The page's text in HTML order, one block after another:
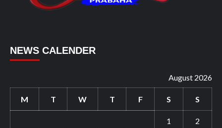
NEWS CALENDER
August 2026
M T W T F S S
1 2